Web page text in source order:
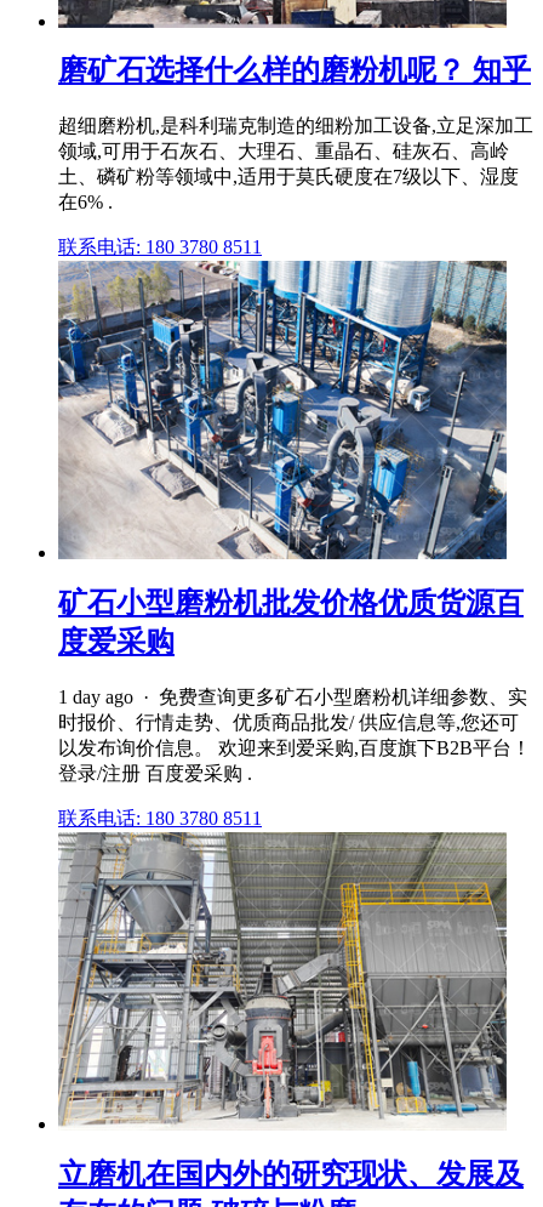
磨矿石选择什么样的磨粉机呢？ 知乎
超细磨粉机,是科利瑞克制造的细粉加工设备,立足深加工
领域,可用于石灰石、大理石、重晶石、硅灰石、高岭
土、磷矿粉等领域中,适用于莫氏硬度在7级以下、湿度
在6% .
联系电话: 180 3780 8511
矿石小型磨粉机批发价格优质货源百
度爱采购
1 day ago · 免费查询更多矿石小型磨粉机详细参数、实
时报价、行情走势、优质商品批发/ 供应信息等,您还可
以发布询价信息。 欢迎来到爱采购,百度旗下B2B平台！
登录/注册 百度爱采购 .
联系电话: 180 3780 8511
立磨机在国内外的研究现状、发展及